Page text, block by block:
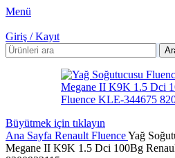
Menü
Giriş / Kayıt
Büyütmek için tıklayın
Ana Sayfa Renault FluenceYağ
Megane II K9K 1.5 Dci 100Bg